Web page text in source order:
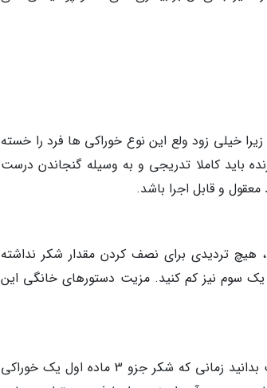
خیلی زود ولع این نوع خوراکی ها فرد را خسته
باید کاملا تدریجی و به وسیله گنجاندن درست
و قابل اجرا باشد.
هیچ تردیدی برای نصف کردن مقدار شکر نداشته
سوم نیز کم کنید. مزیت دستورهای خانگی این
هنگام خرید محصولات آماده حتما به برچسب آنها دقت کنید. بهتر است بدانید زمانی که شکر جزو 3 ماده اول یک خوراکی